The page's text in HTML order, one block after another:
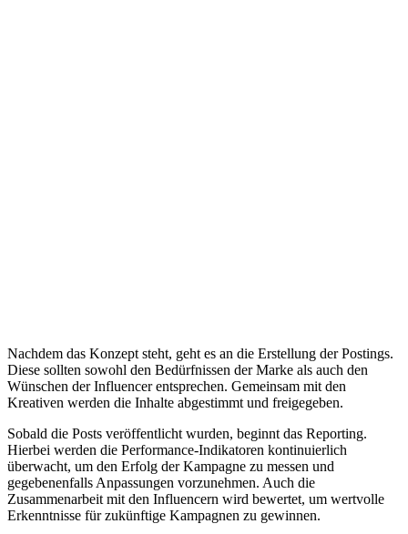
Nachdem das Konzept steht, geht es an die Erstellung der Postings.
Diese sollten sowohl den Bedürfnissen der Marke als auch den
Wünschen der Influencer entsprechen. Gemeinsam mit den
Kreativen werden die Inhalte abgestimmt und freigegeben.
Sobald die Posts veröffentlicht wurden, beginnt das Reporting.
Hierbei werden die Performance-Indikatoren kontinuierlich
überwacht, um den Erfolg der Kampagne zu messen und
gegebenenfalls Anpassungen vorzunehmen. Auch die
Zusammenarbeit mit den Influencern wird bewertet, um wertvolle
Erkenntnisse für zukünftige Kampagnen zu gewinnen.